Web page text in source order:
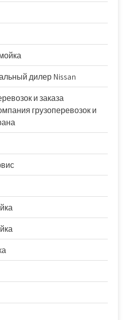
дилер Nissan
и заказа
грузоперевозок и